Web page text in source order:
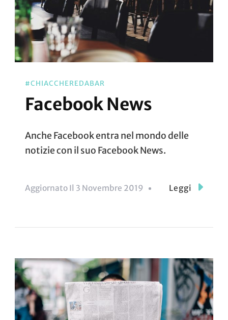
#CHIACCHEREDABAR
Facebook News
Anche Facebook entra nel mondo delle
notizie con il suo Facebook News.
Aggiornato Il 3 Novembre 2019 Leggi